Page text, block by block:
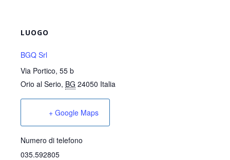
LUOGO
BGQ Srl
Via Portico, 55 b
Orio al Serio, BG 24050 Italia
+ Google Maps
Numero di telefono
035.592805